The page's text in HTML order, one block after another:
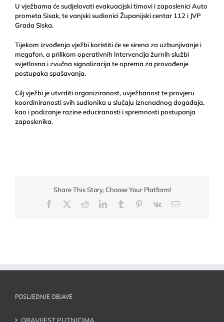
U vježbama će sudjelovati evakuacijski timovi i zaposlenici Auto
prometa Sisak, te vanjski sudionici Županijski centar 112 i JVP
Grada Siska.
Tijekom izvođenja vježbi koristiti će se sirena za uzbunjivanje i
megafon, a prilikom operativnih intervencija žurnih službi
svjetlosna i zvučna signalizacija te oprema za provođenje
postupaka spašavanja.
Cilj vježbi je utvrditi organiziranost, uvježbanost te provjeru
koordiniranosti svih sudionika u slučaju iznenadnog događaja,
kao i podizanje razine educiranosti i spremnosti postupanja
zaposlenika.
Share This Story, Choose Your Platform!
Facebook
RedditLinkedInTumblr Pinterest
Vk Email:
POSLJEDNJE OBJAVE
OBAVIJEST PUTNICIMA